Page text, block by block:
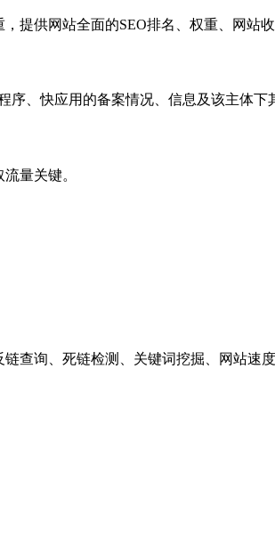
提供网站全面的SEO排名、权重、网站
、快应用的备案情况、信息及该主体下
量关键。
查询、死链检测、关键词挖掘、网站速